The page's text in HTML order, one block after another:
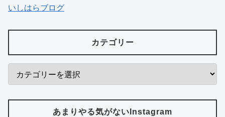
いしはらブログ
カテゴリー
あまりやる気がないInstagram